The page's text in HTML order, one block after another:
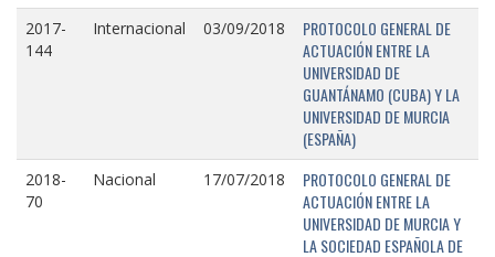
2017-
144
Internacional 03/09/2018
PROTOCOLO GENERAL DE
ACTUACIÓN ENTRE LA
UNIVERSIDAD DE
GUANTÁNAMO (CUBA) Y LA
UNIVERSIDAD DE MURCIA
(ESPAÑA)
2018-
70
Nacional 17/07/2018
PROTOCOLO GENERAL DE
ACTUACIÓN ENTRE LA
UNIVERSIDAD DE MURCIA Y
LA SOCIEDAD ESPAÑOLA DE